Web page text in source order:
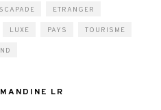
ETRANGER
LUXE PAYS TOURISME
LR